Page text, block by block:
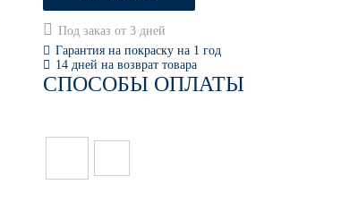
Под заказ от 3 дней
Гарантия на покраску на 1 год
14 дней на возврат товара
СПОСОБЫ ОПЛАТЫ